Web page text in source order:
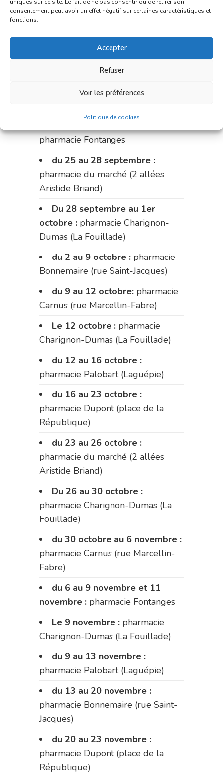
uniques sur ce site. Le fait de ne pas consentir ou de retirer son
consentement peut avoir un effet négatif sur certaines caractéristiques et
fonctions.
Accepter
Refuser
Voir les préférences
Politique de cookies
du 11 au 14 septembre :
République)
Le 14 septembre :pharmacie
Charignon-Dumas (La Fouillade)
du 14 au 18 septembre :
pharmacie Fontanges
du 25 au 28 septembre :
pharmacie du marché (2 allées
Aristide Briand)
Du 28 septembre au 1er
octobre : pharmacie Charignon-
Dumas (La Fouillade)
du 2 au 9 octobre : pharmacie
Bonnemaire (rue Saint-Jacques)
du 9 au 12 octobre: pharmacie
Carnus (rue Marcellin-Fabre)
Le 12 octobre : pharmacie
Charignon-Dumas (La Fouillade)
du 12 au 16 octobre :
pharmacie Palobart (Laguépie)
du 16 au 23 octobre :
pharmacie Dupont (place de la
République)
du 23 au 26 octobre :
pharmacie du marché (2 allées
Aristide Briand)
Du 26 au 30 octobre :
pharmacie Charignon-Dumas (La
Fouillade)
du 30 octobre au 6 novembre :
pharmacie Carnus (rue Marcellin-
Fabre)
du 6 au 9 novembre et 11
novembre : pharmacie Fontanges
Le 9 novembre : pharmacie
Charignon-Dumas (La Fouillade)
du 9 au 13 novembre :
pharmacie Palobart (Laguépie)
du 13 au 20 novembre :
pharmacie Bonnemaire (rue Saint-
Jacques)
du 20 au 23 novembre :
pharmacie Dupont (place de la
République)